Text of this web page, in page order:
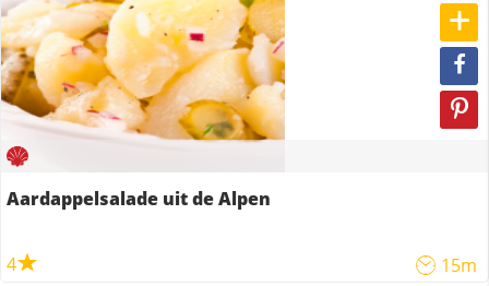
Aardappelsalade uit de Alpen
4 15m